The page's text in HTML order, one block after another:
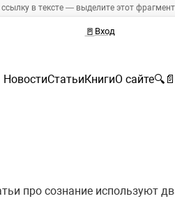
в тексте — выделите этот
🚪 Вход
НовостиСтатьиКнигиО сайте🔍 📄
про сознание используют